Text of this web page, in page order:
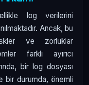
log verilerini
Ancak, bu
ve zorluklar
farklı ayırıcı
bir log dosyası
bir durumda, önemli